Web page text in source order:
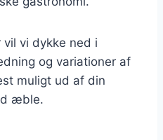
vi dykke ned i
og variationer af
muligt ud af din
æble.